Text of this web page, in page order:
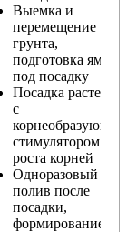
Выемка и
перемещение
грунта,
подготовка ямы
под посадку
Посадка растения
с
корнеобразующим
стимулятором
роста корней
Одноразовый
полив после
посадки,
формирование